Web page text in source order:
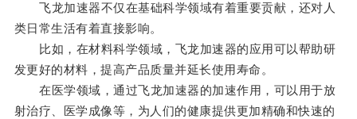
飞龙加速器不仅在基础科学领域有着重要贡献，还对人
类日常生活有着直接影响。
比如，在材料科学领域，飞龙加速器的应用可以帮助研
发更好的材料，提高产品质量并延长使用寿命。
在医学领域，通过飞龙加速器的加速作用，可以用于放
射治疗、医学成像等，为人们的健康提供更加精确和快速的